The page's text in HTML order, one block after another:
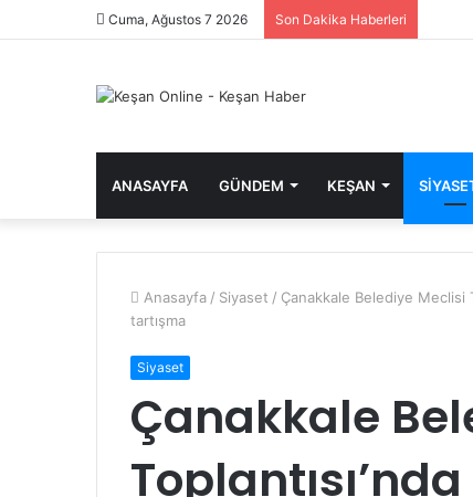
Cuma, Ağustos 7 2026 Son Dakika Haberleri
ANASAYFA GÜNDEM KEŞAN
Anasayfa / Siyaset / Çanakkale Belediye Meclisi
tartışma
Siyaset
Çanakkale